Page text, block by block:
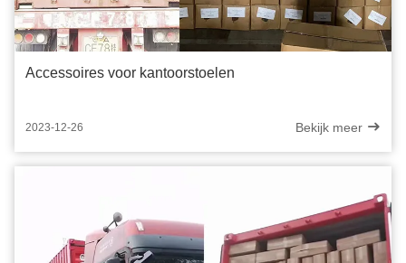
Accessoires voor kantoorstoelen
2023-12-26 Bekijk meer